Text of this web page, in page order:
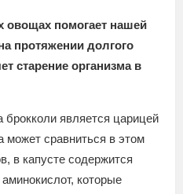
овощах помогает нашей
протяжении долгого
старение организма в
является царицей
сравниться в этом
в капусте содержится
которые